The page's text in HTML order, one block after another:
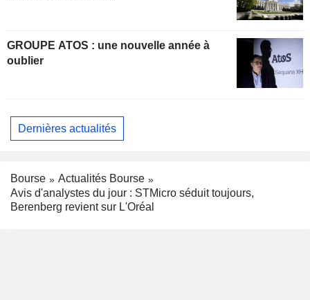
GROUPE ATOS : une nouvelle année à
oublier
Dernières actualités
Bourse
Actualités Bourse
Avis d'analystes du jour : STMicro séduit toujours,
Berenberg revient sur L'Oréal